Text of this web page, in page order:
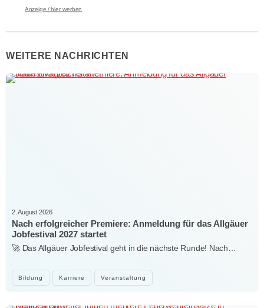
Anzeige / hier werben
WEITERE NACHRICHTEN
Bildung Karriere Veranstaltung
2. August 2026
Nach erfolgreicher Premiere: Anmeldung für das Allgäuer
Jobfestival 2027 startet
🚀 Das Allgäuer Jobfestival geht in die nächste Runde! Nach…